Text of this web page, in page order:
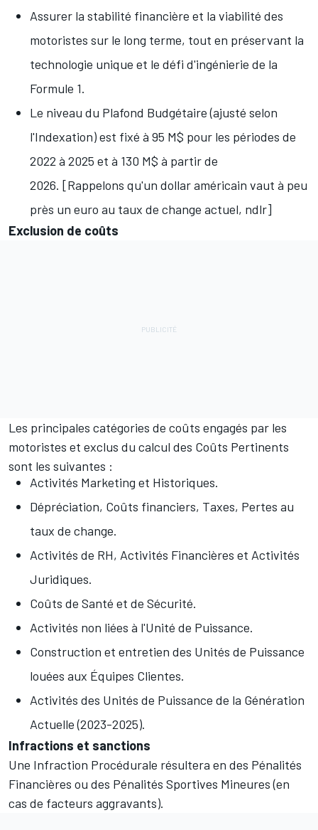
Assurer la stabilité financière et la viabilité des
motoristes sur le long terme, tout en préservant la
technologie unique et le défi d'ingénierie de la
Formule 1.
Le niveau du Plafond Budgétaire (ajusté selon
l'Indexation) est fixé à 95 M$ pour les périodes de
2022 à 2025 et à 130 M$ à partir de
2026. [Rappelons qu'un dollar américain vaut à peu
près un euro au taux de change actuel, ndlr]
Exclusion de coûts
Les principales catégories de coûts engagés par les
motoristes et exclus du calcul des Coûts Pertinents
sont les suivantes :
Activités Marketing et Historiques.
Dépréciation, Coûts financiers, Taxes, Pertes au
taux de change.
Activités de RH, Activités Financières et Activités
Juridiques.
Coûts de Santé et de Sécurité.
Activités non liées à l'Unité de Puissance.
Construction et entretien des Unités de Puissance
louées aux Équipes Clientes.
Activités des Unités de Puissance de la Génération
Actuelle (2023-2025).
Infractions et sanctions
Une Infraction Procédurale résultera en des Pénalités
Financières ou des Pénalités Sportives Mineures (en
cas de facteurs aggravants).